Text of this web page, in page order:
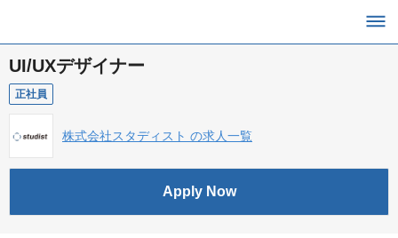
UI/UXデザイナー
正社員
株式会社スタディスト の求人一覧
Apply Now